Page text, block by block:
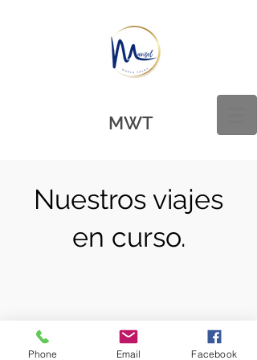
Nuestros viajes
en curso.
Phone Email Facebook